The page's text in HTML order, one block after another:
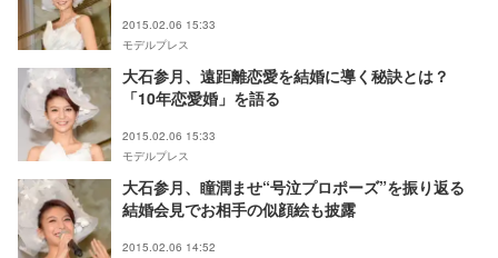
2015.02.06 15:33
モデルプレス
大石参月、遠距離恋愛を結婚に導く秘訣とは？
「10年恋愛婚」を語る
2015.02.06 15:33
モデルプレス
大石参月、瞳潤ませ“号泣プロポーズ”を振り返る
結婚会見でお相手の似顔絵も披露
2015.02.06 14:52